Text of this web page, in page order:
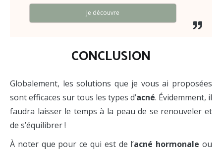
Je découvre
CONCLUSION
Globalement, les solutions que je vous ai proposées
sont efficaces sur tous les types d’acné. Évidemment, il
faudra laisser le temps à la peau de se renouveler et
de s’équilibrer !
À noter que pour ce qui est de l’acné hormonale ou